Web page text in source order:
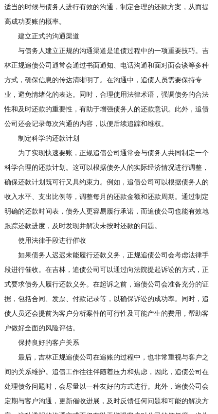
适当的时候与债务人进行有效的沟通，制定合理的还款方案，从而提
高成功要账的概率。
建立正式的沟通渠道
与债务人建立正规的沟通渠道是追债过程中的一项重要技巧。吉
林正规追债公司通常会通过书面通知、电话沟通和面对面会谈等多种
方式，确保信息的传达清晰明了。在沟通中，追债人员需要保持专
业，避免情绪化的表达。同时，合理使用法律术语，强调债务的合法
性和及时还款的重要性，有助于增强债务人的还款意识。此外，追债
公司还会记录每次沟通的内容，以便后续追踪和维权。
制定科学的还款计划
为了实现快速要账，正规追债公司通常会与债务人共同制定一个
科学合理的还款计划。这可以根据债务人的实际经济情况进行调整，
确保还款计划既可行又具约束力。例如，追债公司可以根据债务人的
收入水平、支出比例等，调整每月的还款金额和还款周期。通过制定
明确的还款时间表，债务人更容易履行承诺，而追债公司也能有效地
跟踪还款进度，及时发现并解决未按时还款的问题。
使用法律手段进行催收
如果债务人迟迟未能履行还款义务，正规追债公司会考虑法律手
段进行催收。在吉林，追债公司可以通过向法院提起诉讼的方式，正
式要求债务人履行还款义务。在起诉之前，追债公司会准备充分的证
据，包括合同、发票、付款记录等，以确保诉讼的成功率。同时，追
债人员还会提前为客户分析案件的可行性及可能产生的费用，帮助客
户做好全面的风险评估。
保持良好的客户关系
最后，吉林正规追债公司在追账的过程中，也非常重视与客户之
间的关系维护。追债工作往往伴随着压力和焦虑，因此，追债公司在
处理债务问题时，会尽量以一种友好的方式进行。此外，追债公司会
定期与客户沟通，更新催收进展，及时反馈任何问题和可能的解决方